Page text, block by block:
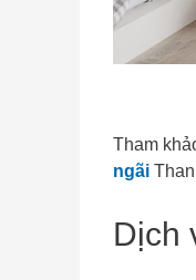
Tham
ngãi
Dịch